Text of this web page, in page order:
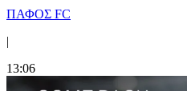
ΠΑΦΟΣ FC
|
13:06